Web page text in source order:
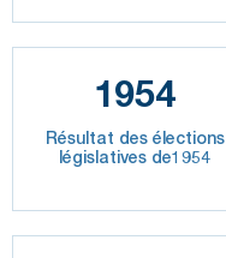
1954
Résultat des élections
législatives de1954